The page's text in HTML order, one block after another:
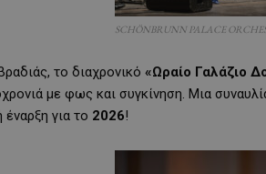
SCHÖNBRUNN PALACE
το διαχρονικό «Ωραίο Γαλάζιο
με φως και συγκίνηση. Μια
για το 2026!